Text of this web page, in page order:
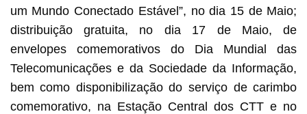
um Mundo Conectado Estável”, no dia 15 de Maio;
distribuição gratuita, no dia 17 de Maio, de
envelopes comemorativos do Dia Mundial das
Telecomunicações e da Sociedade da Informação,
bem como disponibilização do serviço de carimbo
comemorativo, na Estação Central dos CTT e no